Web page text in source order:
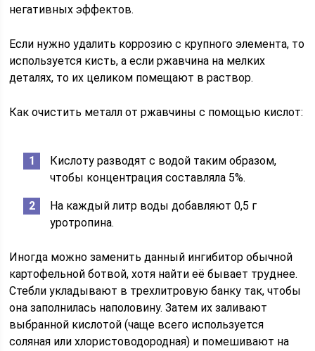
негативных эффектов.
Если нужно удалить коррозию с крупного элемента, то
используется кисть, а если ржавчина на мелких
деталях, то их целиком помещают в раствор.
Как очистить металл от ржавчины с помощью кислот:
Кислоту разводят с водой таким образом,
чтобы концентрация составляла 5%.
На каждый литр воды добавляют 0,5 г
уротропина.
Иногда можно заменить данный ингибитор обычной
картофельной ботвой, хотя найти её бывает труднее.
Стебли укладывают в трехлитровую банку так, чтобы
она заполнилась наполовину. Затем их заливают
выбранной кислотой (чаще всего используется
соляная или хлористоводородная) и помешивают на